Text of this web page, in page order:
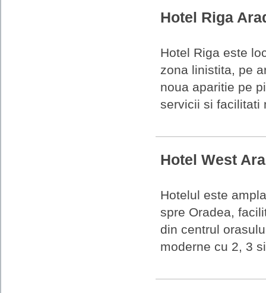
Hotel Riga
Hotel Riga este
zona linistita, pe
noua aparitie pe
servicii si facilitati
Hotel West
Hotelul este
spre Oradea,
din centrul
moderne cu 2, 3